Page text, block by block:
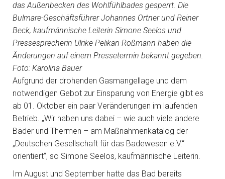
das Außenbecken des Wohlfühlbades gesperrt. Die
Bulmare-Geschäftsführer Johannes Ortner und Reiner
Beck, kaufmännische Leiterin Simone Seelos und
Pressesprecherin Ulrike Pelikan-Roßmann haben die
Änderungen auf einem Pressetermin bekannt gegeben.
Foto: Karolina Bauer
Aufgrund der drohenden Gasmangellage und dem
notwendigen Gebot zur Einsparung von Energie gibt es
ab 01. Oktober ein paar Veränderungen im laufenden
Betrieb. „Wir haben uns dabei – wie auch viele andere
Bäder und Thermen – am Maßnahmenkatalog der
„Deutschen Gesellschaft für das Badewesen e.V.“
orientiert“, so Simone Seelos, kaufmännische Leiterin.
Im August und September hatte das Bad bereits